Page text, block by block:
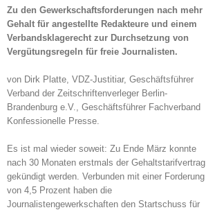
Zu den Gewerkschaftsforderungen nach mehr
Gehalt für angestellte Redakteure und einem
Verbandsklagerecht zur Durchsetzung von
Vergütungsregeln für freie Journalisten.
von Dirk Platte, VDZ-Justitiar, Geschäftsführer
Verband der Zeitschriftenverleger Berlin-
Brandenburg e.V., Geschäftsführer Fachverband
Konfessionelle Presse.
Es ist mal wieder soweit: Zu Ende März konnte
nach 30 Monaten erstmals der Gehaltstarifvertrag
gekündigt werden. Verbunden mit einer Forderung
von 4,5 Prozent haben die
Journalistengewerkschaften den Startschuss für